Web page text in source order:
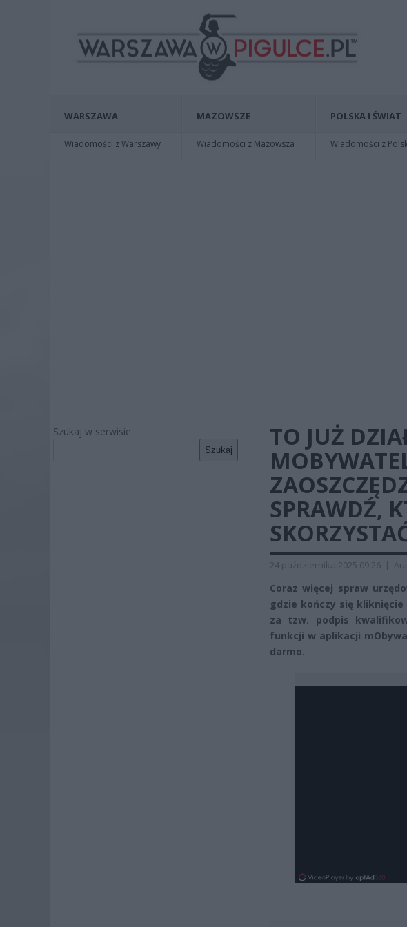
WARSZAWA
Wiadomości z Warszawy
MAZOWSZE
Wiadomości z Mazowsza
POLSKA I ŚWIAT
Wiadomości z
Szukaj w serwisie
Szukaj
TO JUŻ
SPRAWDŹ,
24 października 2025 09:26 |
Coraz więcej spraw
gdzie kończy się
za tzw. podpis
funkcji w aplikacji
darmo.